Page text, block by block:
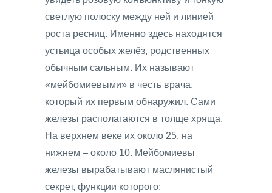
светлую полоску между ней и линией
роста ресниц. Именно здесь находятся
устьица особых желёз, родственных
обычным сальным. Их называют
«мейбомиевыми» в честь врача,
который их первым обнаружил. Сами
железы располагаются в толще хряща.
На верхнем веке их около 25, на
нижнем – около 10. Мейбомиевы
железы вырабатывают маслянистый
секрет, функции которого: